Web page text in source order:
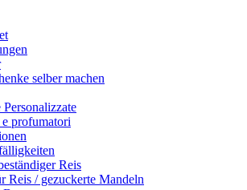
selber machen
profumatori
Reis
Reis / gezuckerte Mandeln